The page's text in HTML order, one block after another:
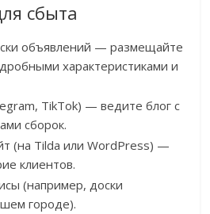
сбыта
объявлений — размещайте
характеристиками и
TikTok) — ведите блог с
сборок.
(на Tilda или WordPress) —
клиентов.
(например, доски
городе).